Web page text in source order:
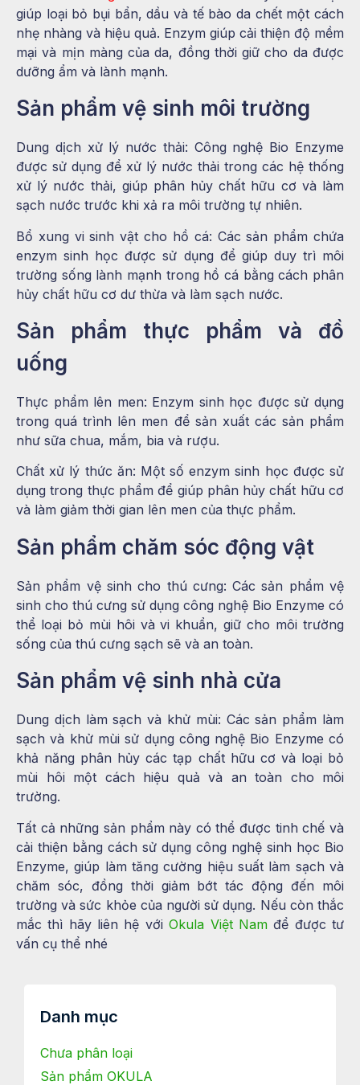
giúp loại bỏ bụi bẩn, dầu và tế bào da chết một cách
nhẹ nhàng và hiệu quả. Enzym giúp cải thiện độ mềm
mại và mịn màng của da, đồng thời giữ cho da được
dưỡng ẩm và lành mạnh.
Sản phẩm vệ sinh môi trường
Dung dịch xử lý nước thải: Công nghệ Bio Enzyme
được sử dụng để xử lý nước thải trong các hệ thống
xử lý nước thải, giúp phân hủy chất hữu cơ và làm
sạch nước trước khi xả ra môi trường tự nhiên.
Bổ xung vi sinh vật cho hồ cá: Các sản phẩm chứa
enzym sinh học được sử dụng để giúp duy trì môi
trường sống lành mạnh trong hồ cá bằng cách phân
hủy chất hữu cơ dư thừa và làm sạch nước.
Sản phẩm thực phẩm và đồ
uống
Thực phẩm lên men: Enzym sinh học được sử dụng
trong quá trình lên men để sản xuất các sản phẩm
như sữa chua, mắm, bia và rượu.
Chất xử lý thức ăn: Một số enzym sinh học được sử
dụng trong thực phẩm để giúp phân hủy chất hữu cơ
và làm giảm thời gian lên men của thực phẩm.
Sản phẩm chăm sóc động vật
Sản phẩm vệ sinh cho thú cưng: Các sản phẩm vệ
sinh cho thú cưng sử dụng công nghệ Bio Enzyme có
thể loại bỏ mùi hôi và vi khuẩn, giữ cho môi trường
sống của thú cưng sạch sẽ và an toàn.
Sản phẩm vệ sinh nhà cửa
Dung dịch làm sạch và khử mùi: Các sản phẩm làm
sạch và khử mùi sử dụng công nghệ Bio Enzyme có
khả năng phân hủy các tạp chất hữu cơ và loại bỏ
mùi hôi một cách hiệu quả và an toàn cho môi
trường.
Tất cả những sản phẩm này có thể được tinh chế và
cải thiện bằng cách sử dụng công nghệ sinh học Bio
Enzyme, giúp làm tăng cường hiệu suất làm sạch và
chăm sóc, đồng thời giảm bớt tác động đến môi
trường và sức khỏe của người sử dụng. Nếu còn thắc
mắc thì hãy liên hệ vớiOkula Việt Namđể được tư
vấn cụ thể nhé
Danh mục
Chưa phân loại
Sản phẩm OKULA